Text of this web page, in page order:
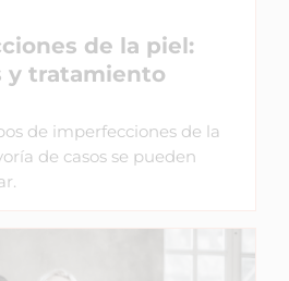
de la piel:
y tratamiento
de imperfecciones de la
de casos se pueden